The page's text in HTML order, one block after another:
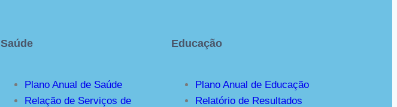
Saúde
Plano Anual de Saúde
Relação de Serviços de
Educação
Plano Anual de Educação
Relatório de Resultados